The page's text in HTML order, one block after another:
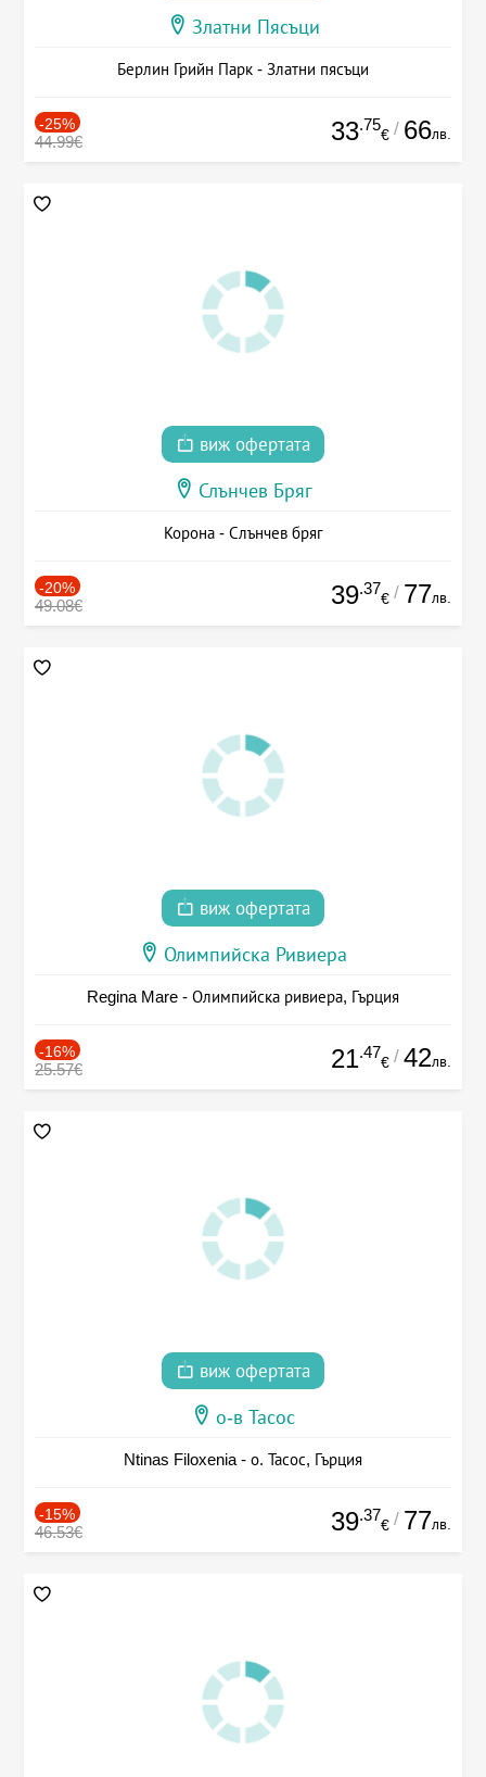
Златни Пясъци
Берлин Грийн Парк - Златни пясъци
-25%
44.99€ 33.75
€ / 66лв.
виж офертата
Слънчев Бряг
Корона - Слънчев бряг
-20%
49.08€ 39.37
€ / 77лв.
виж офертата
Олимпийска Ривиера
Regina Mare - Олимпийска ривиера, Гърция
-16%
25.57€ 21.47
€ / 42лв.
виж офертата
о-в Тасос
Ntinas Filoxenia - о. Тасос, Гърция
-15%
46.53€ 39.37
€ / 77лв.